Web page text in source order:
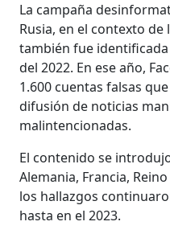
La campaña
Rusia, en el contexto de
también fue
del 2022. En ese año,
1.600 cuentas falsas
difusión de noticias
malintencionadas.
El contenido se
Alemania, Francia,
los hallazgos
hasta en el 2023.